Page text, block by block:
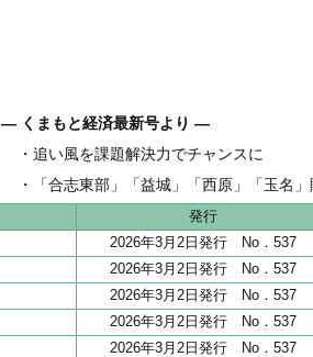
― くまもと経済最新号より ―
・追い風を課題解決力でチャンスに
県内地域金融 伴走支援強化し、新たな資金需要
・
「合志東部」「益城」「西原」「玉名」販
県内工業団地 全206haうち65haが分譲
発行
2026年3月2日発行 No．537
2026年3月2日発行 No．537
2026年3月2日発行 No．537
2026年3月2日発行 No．537
2026年3月2日発行 No．537